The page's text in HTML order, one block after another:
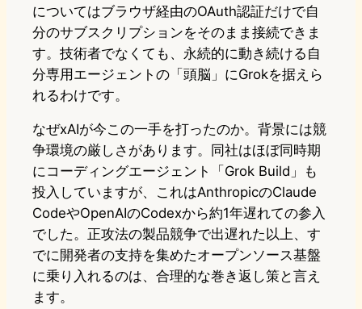
についてはブラウザ経由のOAuth認証だけで自
分のサブスクリプションをそのまま接続できま
す。技術者でなくても、永続的に動き続ける自
分専用エージェントの「頭脳」にGrokを据えら
れるわけです。
なぜxAIが今この一手を打ったのか。背景には競
争環境の厳しさがあります。同社はほぼ同時期
にコーディングエージェント「Grok Build」も
投入していますが、これはAnthropicのClaude
CodeやOpenAIのCodexから約1年遅れての参入
でした。正攻法の製品競争で出遅れた以上、す
でに開発者の支持を集めたオープンソース基盤
に乗り入れるのは、合理的な巻き返し策と言え
ます。